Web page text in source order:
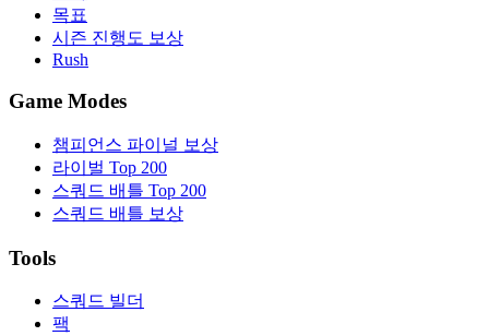
목표
시즌 진행도 보상
Rush
Game Modes
챔피언스 파이널 보상
라이벌 Top 200
스쿼드 배틀 Top 200
스쿼드 배틀 보상
Tools
스쿼드 빌더
팩